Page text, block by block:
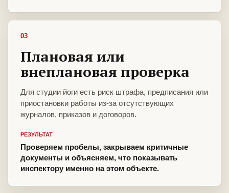
03
Плановая или
внеплановая проверка
Для студии йоги есть риск штрафа, предписания или
приостановки работы из-за отсутствующих
журналов, приказов и договоров.
РЕЗУЛЬТАТ
Проверяем пробелы, закрываем критичные
документы и объясняем, что показывать
инспектору именно на этом объекте.